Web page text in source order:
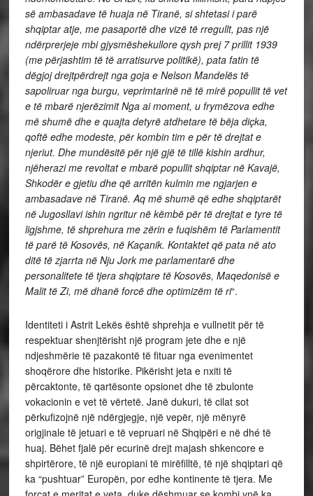
së ambasadave të huaja në Tiranë, si shtetasi i parë
shqiptar atje, me pasaportë dhe vizë të rregullt, pas një
ndërprerjeje mbi gjysmëshekullore qysh prej 7 prillit 1939
(me përjashtim të të arratisurve politikë), pata fatin të
dëgjoj drejtpërdrejt nga goja e Nelson Mandelës të
sapoliruar nga burgu, veprimtarinë në të mirë popullit të vet
e të mbarë njerëzimit Nga ai moment, u frymëzova edhe
më shumë dhe e quajta detyrë atdhetare të bëja diçka,
qoftë edhe modeste, për kombin tim e për të drejtat e
njeriut. Dhe mundësitë për një gjë të tillë kishin ardhur,
njëherazi me revoltat e mbarë popullit shqiptar në Kavajë,
Shkodër e gjetiu dhe që arritën kulmin me ngjarjen e
ambasadave në Tiranë. Aq më shumë që edhe shqiptarët
në Jugosllavi ishin ngritur në këmbë për të drejtat e tyre të
ligjshme, të shprehura me zërin e fuqishëm të Parlamentit
të parë të Kosovës, në Kaçanik. Kontaktet që pata në ato
ditë të zjarrta në Nju Jork me parlamentarë dhe
personalitete të tjera shqiptare të Kosovës, Maqedonisë e
Malit të Zi, më dhanë forcë dhe optimizëm të ri“.
Identiteti i Astrit Lekës është shprehja e vullnetit për të
respektuar shenjtërisht një program jete dhe e një
ndjeshmërie të pazakontë të fituar nga evenimentet
shoqërore dhe historike. Pikërisht jeta e nxiti të
përcaktonte, të qartësonte opsionet dhe të zbulonte
vokacionin e vet të vërtetë. Janë dukuri, të cilat sot
përkufizojnë një ndërgjegje, një vepër, një mënyrë
origjinale të jetuari e të vepruari në Shqipëri e në dhé të
huaj. Bëhet fjalë për ecurinë drejt majash shkencore e
shpirtërore, të një europiani të mirëfilltë, të një shqiptari që
ka “pushtuar” Europën, por edhe kontinente të tjera. Me